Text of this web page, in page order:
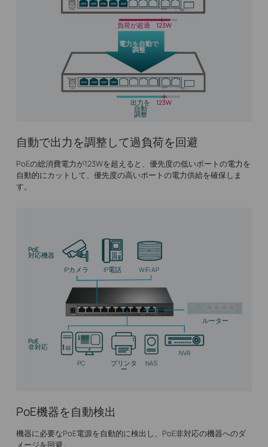
負荷が超過 123W
出力を
自動
調整
123W
電力を自動で
調整
自動で出力を調整して過負荷を回避
PoEの総消費電力が123Wを超えると、優先度の低いポートの電力を
自動的にカットして、優先度の高いポートの電力供給を確保しま
す。
PoE
対応機器
PoE
非対応
IPカメラ IP電話 WiFi AP
PC プリンタ
ー
NAS
NVR
ルーター
PoE機器を自動検出
機器に必要なPoE電源を自動的に検出し、PoE非対応の機器へのダ
メージを回避。